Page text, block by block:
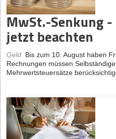
MwSt.-Senkung
jetzt beachten
Geld: Bis zum 10. August haben
Rechnungen müssen
Mehrwertsteuersätze